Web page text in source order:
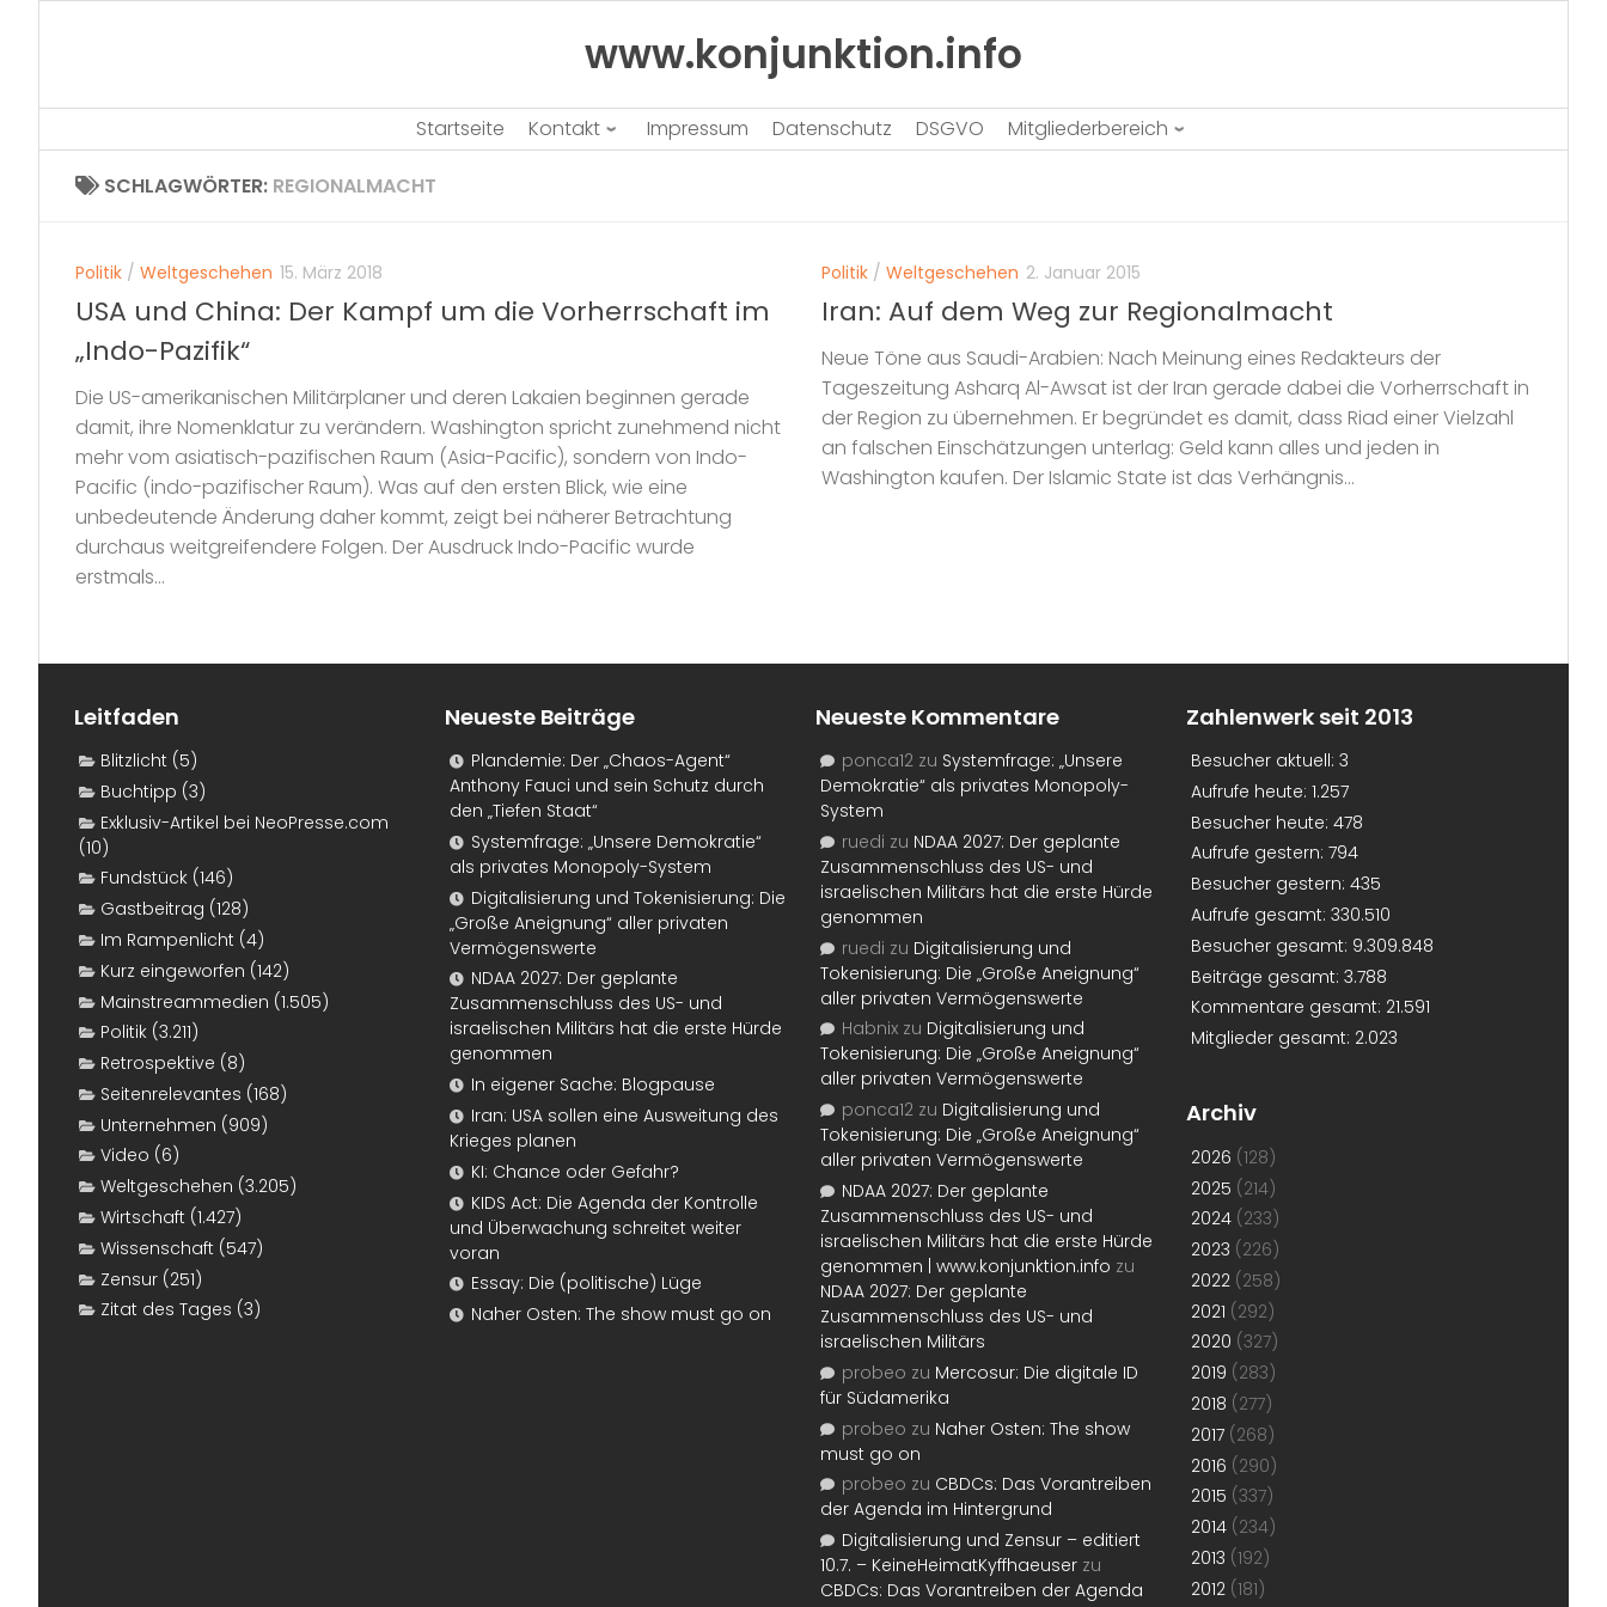
www.konjunktion.info
Startseite Kontakt Impressum Datenschutz DSGVO Mitgliederbereich
SCHLAGWÖRTER: REGIONALMACHT
Politik / Weltgeschehen 15. März 2018
USA und China: Der Kampf um die Vorherrschaft im
„Indo-Pazifik“
Die US-amerikanischen Militärplaner und deren Lakaien beginnen gerade
damit, ihre Nomenklatur zu verändern. Washington spricht zunehmend nicht
mehr vom asiatisch-pazifischen Raum (Asia-Pacific), sondern von Indo-
Pacific (indo-pazifischer Raum). Was auf den ersten Blick, wie eine
unbedeutende Änderung daher kommt, zeigt bei näherer Betrachtung
durchaus weitgreifendere Folgen. Der Ausdruck Indo-Pacific wurde
erstmals...
Politik / Weltgeschehen 2. Januar 2015
Iran: Auf dem Weg zur Regionalmacht
Neue Töne aus Saudi-Arabien: Nach Meinung eines Redakteurs der
Tageszeitung Asharq Al-Awsat ist der Iran gerade dabei die Vorherrschaft in
der Region zu übernehmen. Er begründet es damit, dass Riad einer Vielzahl
an falschen Einschätzungen unterlag: Geld kann alles und jeden in
Washington kaufen. Der Islamic State ist das Verhängnis...
Leitfaden
Blitzlicht (5)
Buchtipp (3)
Exklusiv-Artikel bei NeoPresse.com
(10)
Fundstück (146)
Gastbeitrag (128)
Im Rampenlicht (4)
Kurz eingeworfen (142)
Mainstreammedien (1.505)
Politik (3.211)
Retrospektive (8)
Seitenrelevantes (168)
Unternehmen (909)
Video (6)
Weltgeschehen (3.205)
Wirtschaft (1.427)
Wissenschaft (547)
Zensur (251)
Zitat des Tages (3)
Neueste Beiträge
Plandemie: Der „Chaos-Agent“
Anthony Fauci und sein Schutz durch
den „Tiefen Staat“
Systemfrage: „Unsere Demokratie“
als privates Monopoly-System
Digitalisierung und Tokenisierung: Die
„Große Aneignung“ aller privaten
Vermögenswerte
NDAA 2027: Der geplante
Zusammenschluss des US- und
israelischen Militärs hat die erste Hürde
genommen
In eigener Sache: Blogpause
Iran: USA sollen eine Ausweitung des
Krieges planen
KI: Chance oder Gefahr?
KIDS Act: Die Agenda der Kontrolle
und Überwachung schreitet weiter
voran
Essay: Die (politische) Lüge
Naher Osten: The show must go on
Neueste Kommentare
ponca12 zu Systemfrage: „Unsere
Demokratie“ als privates Monopoly-
System
ruedi zu NDAA 2027: Der geplante
Zusammenschluss des US- und
israelischen Militärs hat die erste Hürde
genommen
ruedi zu Digitalisierung und
Tokenisierung: Die „Große Aneignung“
aller privaten Vermögenswerte
Habnix zu Digitalisierung und
Tokenisierung: Die „Große Aneignung“
aller privaten Vermögenswerte
ponca12 zu Digitalisierung und
Tokenisierung: Die „Große Aneignung“
aller privaten Vermögenswerte
NDAA 2027: Der geplante
Zusammenschluss des US- und
israelischen Militärs hat die erste Hürde
genommen | www.konjunktion.info zu
NDAA 2027: Der geplante
Zusammenschluss des US- und
israelischen Militärs
probeo zu Mercosur: Die digitale ID
für Südamerika
probeo zu Naher Osten: The show
must go on
probeo zu CBDCs: Das Vorantreiben
der Agenda im Hintergrund
Digitalisierung und Zensur – editiert
10.7. – KeineHeimatKyffhaeuser zu
CBDCs: Das Vorantreiben der Agenda
Zahlenwerk seit 2013
Besucher aktuell: 3
Aufrufe heute: 1.257
Besucher heute: 478
Aufrufe gestern: 794
Besucher gestern: 435
Aufrufe gesamt: 330.510
Besucher gesamt: 9.309.848
Beiträge gesamt: 3.788
Kommentare gesamt: 21.591
Mitglieder gesamt: 2.023
Archiv
2026 (128)
2025 (214)
2024 (233)
2023 (226)
2022 (258)
2021 (292)
2020 (327)
2019 (283)
2018 (277)
2017 (268)
2016 (290)
2015 (337)
2014 (234)
2013 (192)
2012 (181)